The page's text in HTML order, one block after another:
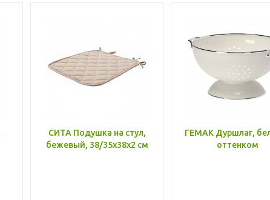
СИТА Подушка на стул,
бежевый, 38/35x38x2 см
ГЕМАК Дуршлаг,
оттенком